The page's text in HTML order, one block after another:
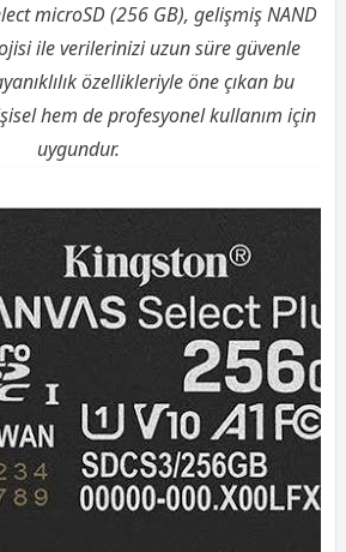
microSD (256 GB), gelişmiş NAND
ile verilerinizi uzun süre güvenle
özellikleriyle öne çıkan bu
hem de profesyonel kullanım için
uygundur.